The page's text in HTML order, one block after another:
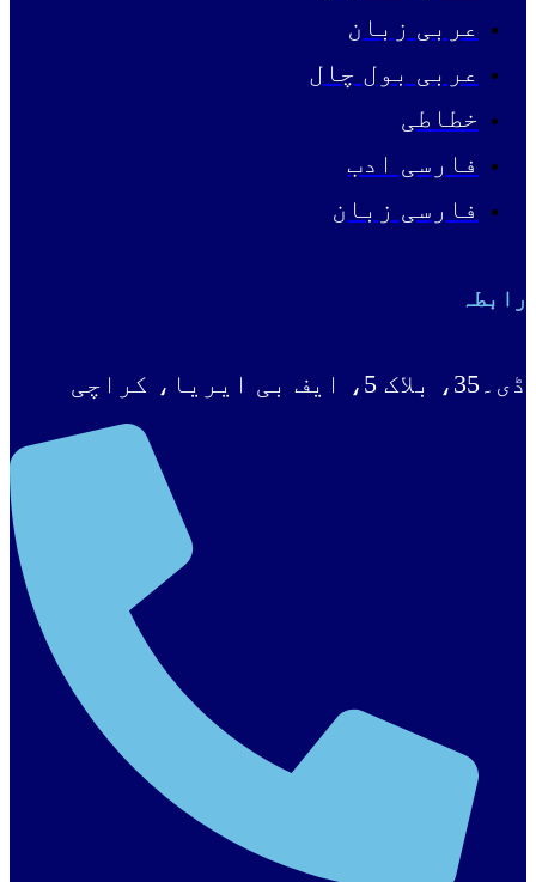
عربی زبان
عربی بول چال
خطاطی
فارسی ادب
فارسی زبان
رابطہ
ڈی۔35، بلاک 5، ایف بی ایریا، کراچی